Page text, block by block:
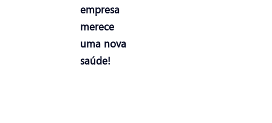
empresa
merece
uma nova
saúde!